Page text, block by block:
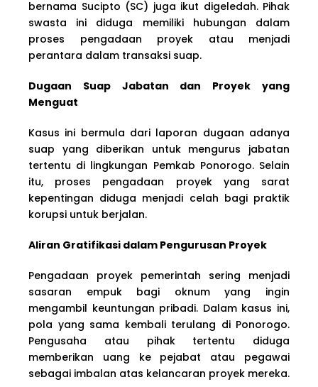
bernama Sucipto (SC) juga ikut digeledah. Pihak
swasta ini diduga memiliki hubungan dalam
proses pengadaan proyek atau menjadi
perantara dalam transaksi suap.
Dugaan Suap Jabatan dan Proyek yang
Menguat
Kasus ini bermula dari laporan dugaan adanya
suap yang diberikan untuk mengurus jabatan
tertentu di lingkungan Pemkab Ponorogo. Selain
itu, proses pengadaan proyek yang sarat
kepentingan diduga menjadi celah bagi praktik
korupsi untuk berjalan.
Aliran Gratifikasi dalam Pengurusan Proyek
Pengadaan proyek pemerintah sering menjadi
sasaran empuk bagi oknum yang ingin
mengambil keuntungan pribadi. Dalam kasus ini,
pola yang sama kembali terulang di Ponorogo.
Pengusaha atau pihak tertentu diduga
memberikan uang ke pejabat atau pegawai
sebagai imbalan atas kelancaran proyek mereka.